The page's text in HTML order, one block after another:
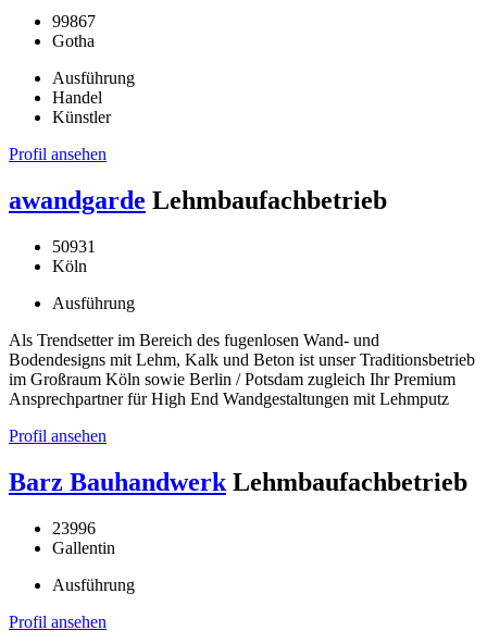
99867
Gotha
Ausführung
Handel
Künstler
Profil ansehen
awandgarde Lehmbaufachbetrieb
50931
Köln
Ausführung
Als Trendsetter im Bereich des fugenlosen Wand- und
Bodendesigns mit Lehm, Kalk und Beton ist unser Traditionsbetrieb
im Großraum Köln sowie Berlin / Potsdam zugleich Ihr Premium
Ansprechpartner für High End Wandgestaltungen mit Lehmputz
Profil ansehen
Barz Bauhandwerk Lehmbaufachbetrieb
23996
Gallentin
Ausführung
Profil ansehen